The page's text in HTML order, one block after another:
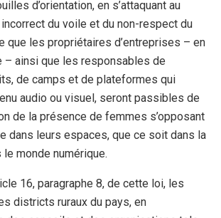
d’orientation, en s’attaquant au
du voile et du non-respect du
que les propriétaires d’entreprises – en
– ainsi que les responsables de
de camps et de plateformes qui
audio ou visuel, seront passibles de
de la présence de femmes s’opposant
dans leurs espaces, que ce soit dans la
monde numérique.
16, paragraphe 8, de cette loi, les
districts ruraux du pays, en